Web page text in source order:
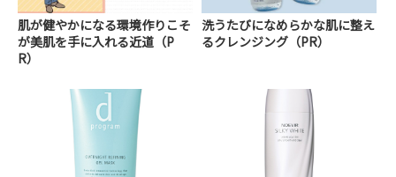
肌が健やかになる環境作りこそ
が美肌を手に入れる近道（P
R）
洗うたびになめらかな肌に整え
るクレンジング（PR）